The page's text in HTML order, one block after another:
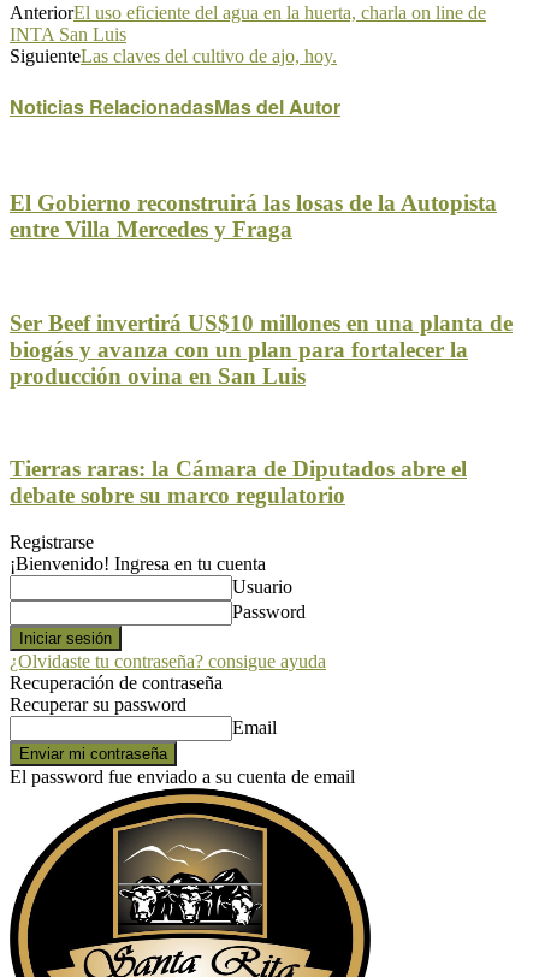
AnteriorEl uso eficiente del agua en la huerta, charla on line de
INTA San Luis
SiguienteLas claves del cultivo de ajo, hoy.
Noticias RelacionadasMas del Autor
El Gobierno reconstruirá las losas de la Autopista
entre Villa Mercedes y Fraga
Ser Beef invertirá US$10 millones en una planta de
biogás y avanza con un plan para fortalecer la
producción ovina en San Luis
Tierras raras: la Cámara de Diputados abre el
debate sobre su marco regulatorio
Registrarse
¡Bienvenido! Ingresa en tu cuenta
Usuario
Password
¿Olvidaste tu contraseña? consigue ayuda
Recuperación de contraseña
Recuperar su password
Email
El password fue enviado a su cuenta de email